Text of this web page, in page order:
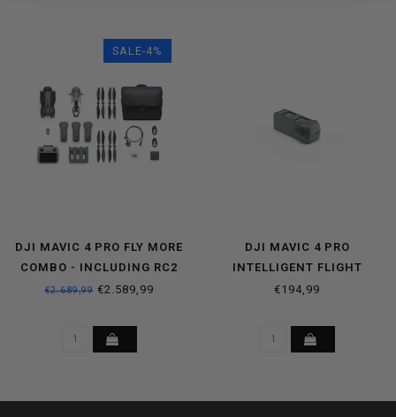
SALE-4%
DJI MAVIC 4 PRO FLY MORE
COMBO - INCLUDING RC2
SMART CONTROLLER
€2.689,99€2.589,99
DJI MAVIC 4 PRO
INTELLIGENT FLIGHT
BATTERY
€194,99